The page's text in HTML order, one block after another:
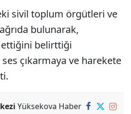
sivil toplum örgütleri ve
bulunarak,
belirttiği
çıkarmaya ve harekete
Yüksekova Haber